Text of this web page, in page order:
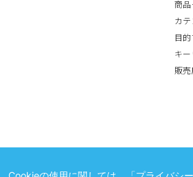
商品
カ
目
キ
販